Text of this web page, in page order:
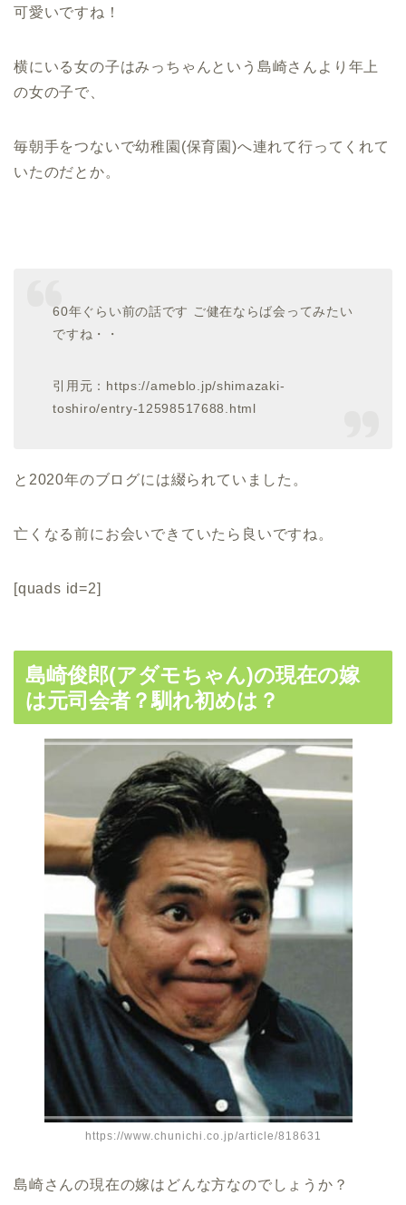
可愛いですね！
横にいる女の子はみっちゃんという島崎さんより年上
の女の子で、
毎朝手をつないで幼稚園(保育園)へ連れて行ってくれて
いたのだとか。
60年ぐらい前の話です ご健在ならば会ってみたい
ですね・・
引用元：https://ameblo.jp/shimazaki-
toshiro/entry-12598517688.html
と2020年のブログには綴られていました。
亡くなる前にお会いできていたら良いですね。
[quads id=2]
島崎俊郎(アダモちゃん)の現在の嫁
は元司会者？馴れ初めは？
https://www.chunichi.co.jp/article/818631
島崎さんの現在の嫁はどんな方なのでしょうか？